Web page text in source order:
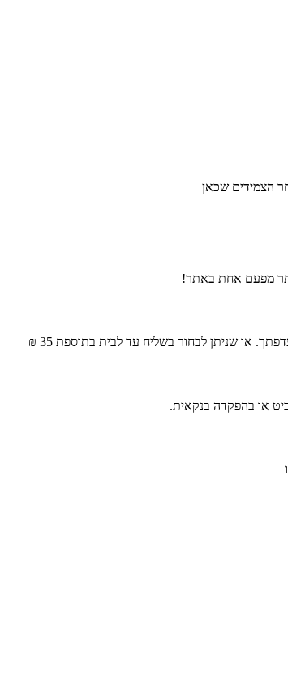
או שניתן לבחור בשליח עד לבית בתוספת 35 ₪